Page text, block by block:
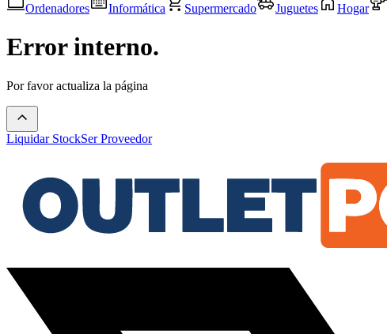
Ordenadores
Informática Supermercado Juguetes Hogar
Error interno.
Por favor actualiza la página
Liquidar StockSer Proveedor